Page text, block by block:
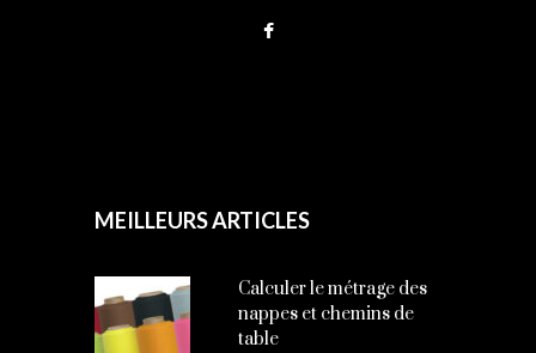
MEILLEURS ARTICLES
Calculer le métrage des
nappes et chemins de
table